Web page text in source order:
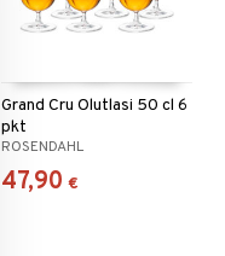
Grand Cru Olutlasi 50 cl 6
pkt
ROSENDAHL
47,90 €